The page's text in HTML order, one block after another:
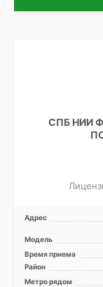
СПБ НИИ
Адрес
Модель
Время приема
Район
Метро рядом